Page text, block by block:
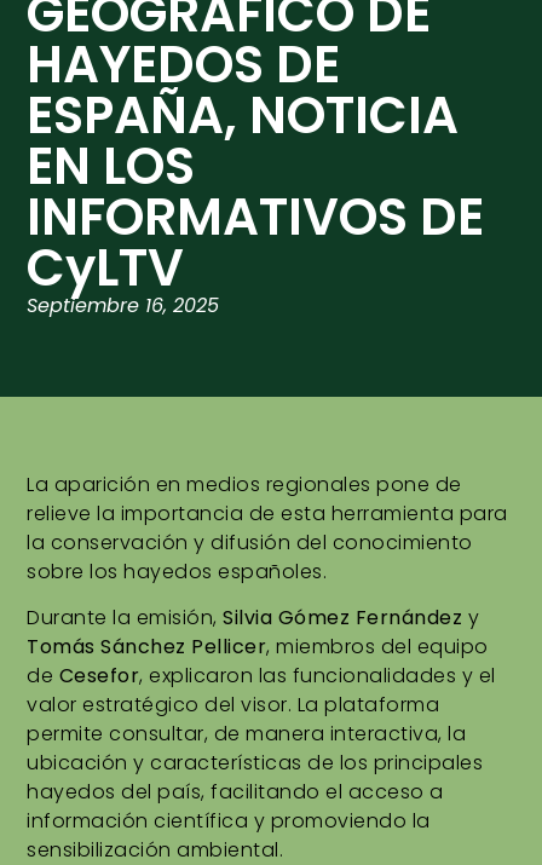
HAYEDOS DE
ESPAÑA, NOTICIA
EN LOS
INFORMATIVOS DE
CyLTV
Septiembre 16, 2025
La aparición en medios regionales pone de
relieve la importancia de esta herramienta para
la conservación y difusión del conocimiento
sobre los hayedos españoles.
Durante la emisión,Silvia Gómez Fernández y
Tomás Sánchez Pellicer, miembros del equipo
de Cesefor, explicaron las funcionalidades y el
valor estratégico del visor. La plataforma
permite consultar, de manera interactiva, la
ubicación y características de los principales
hayedos del país, facilitando el acceso a
información científica y promoviendo la
sensibilización ambiental.